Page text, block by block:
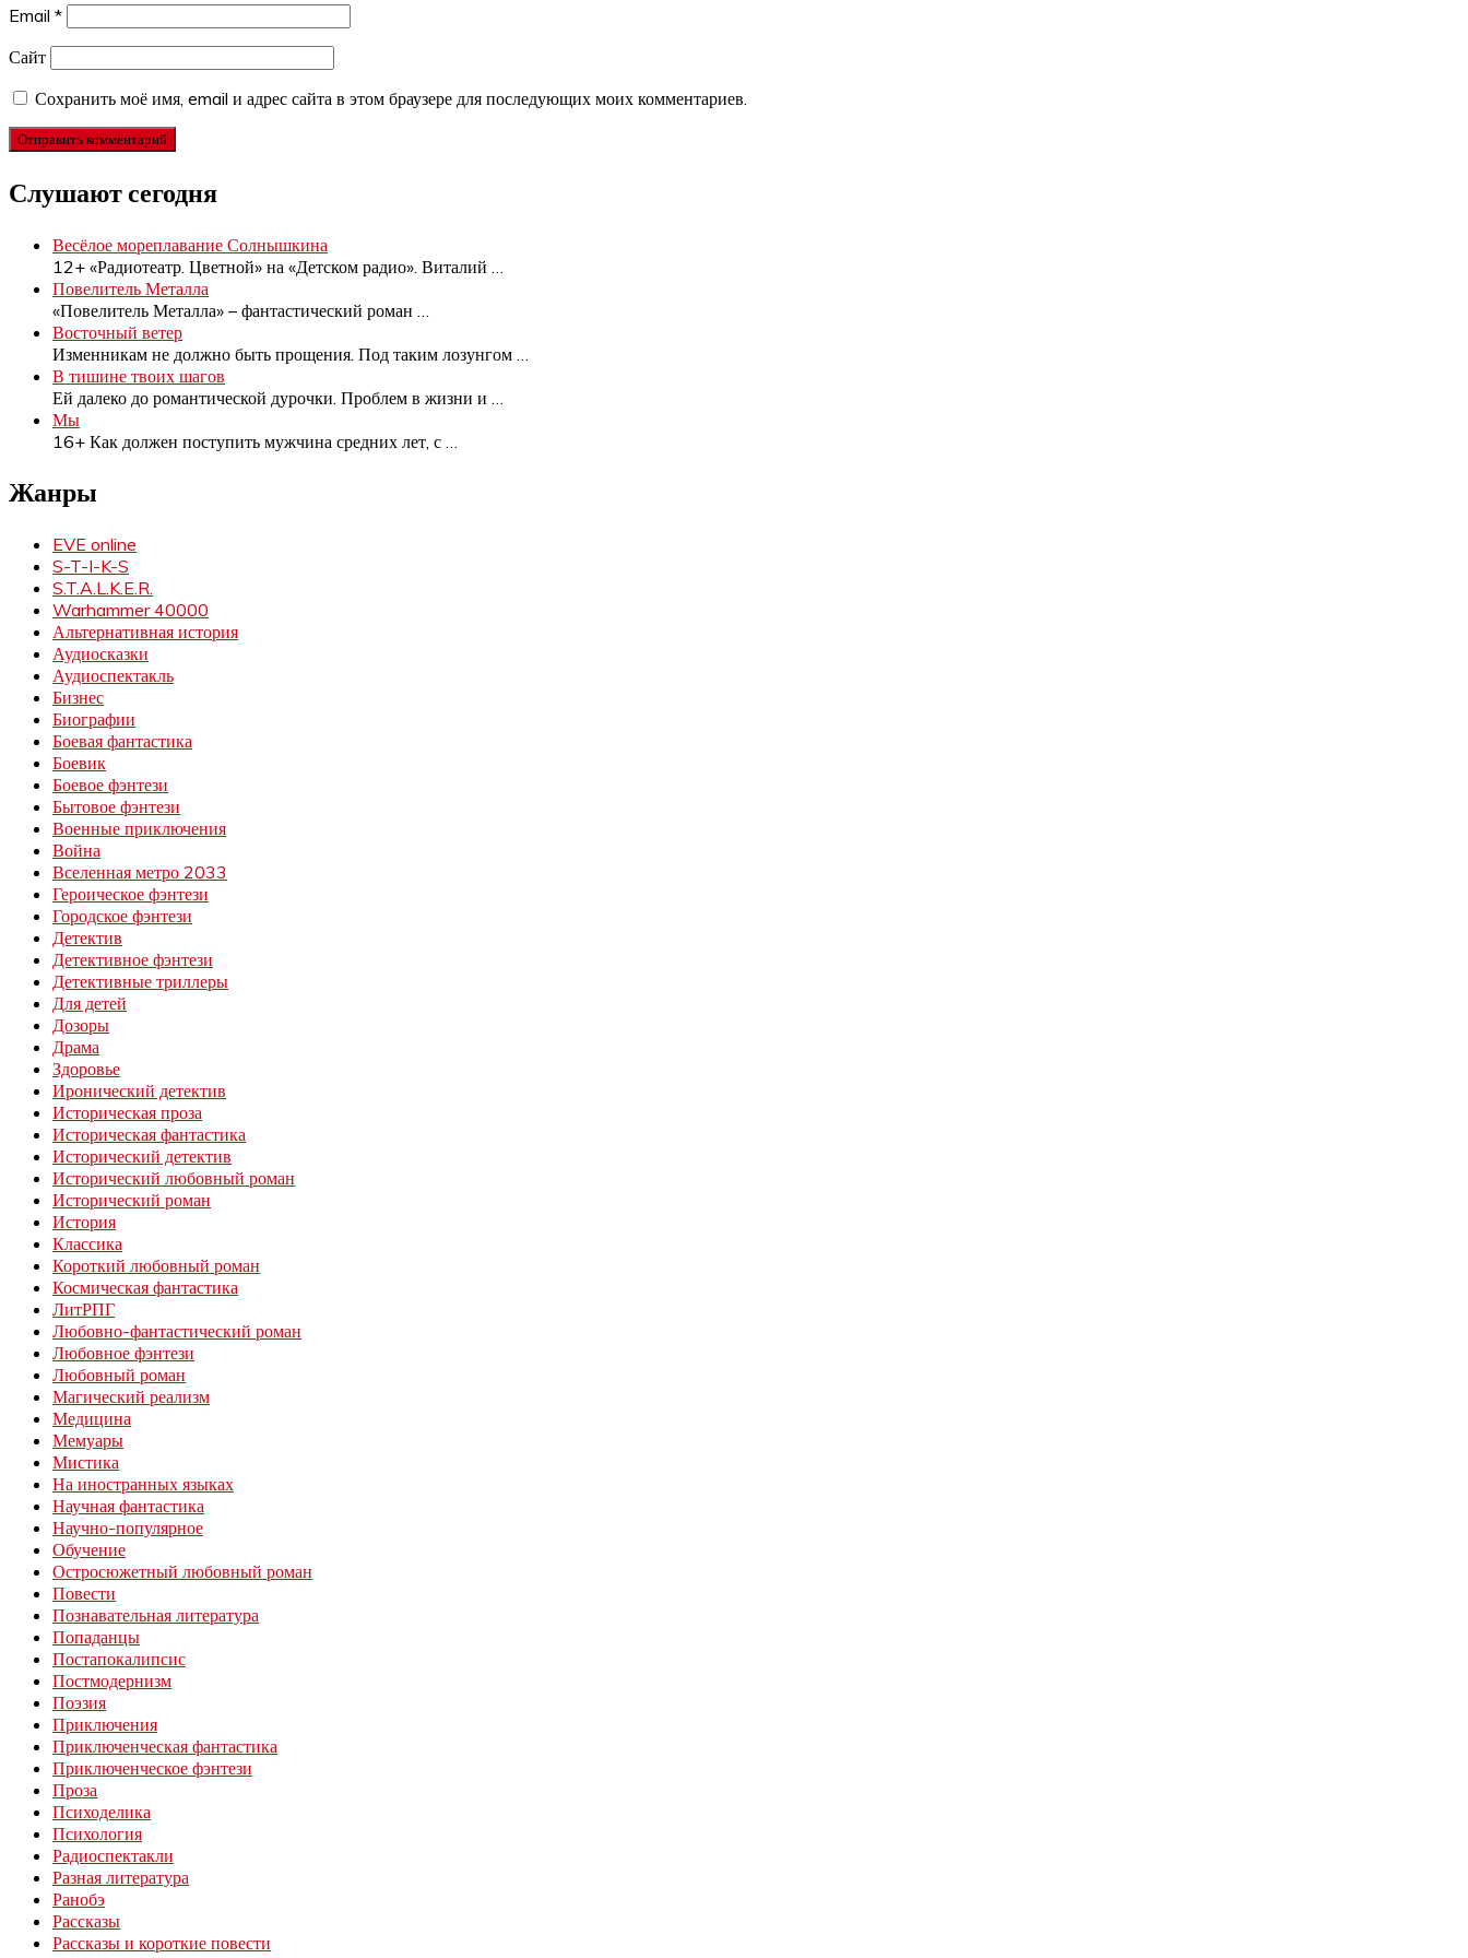
Email *
Сайт
Сохранить моё имя, email и адрес сайта в этом браузере для последующих моих комментариев.
Слушают сегодня
Весёлое мореплавание Солнышкина
12+ «Радиотеатр. Цветной» на «Детском радио». Виталий
Повелитель Металла
«Повелитель Металла» – фантастический роман
Восточный ветер
Изменникам не должно быть прощения. Под таким лозунгом
В тишине твоих шагов
Ей далеко до романтической дурочки. Проблем в жизни и
Мы
16+ Как должен поступить мужчина средних лет, с
Жанры
EVE online
S-T-I-K-S
S.T.A.L.K.E.R.
Warhammer 40000
Альтернативная история
Аудиосказки
Аудиоспектакль
Бизнес
Биографии
Боевая фантастика
Боевик
Боевое фэнтези
Бытовое фэнтези
Военные приключения
Война
Вселенная метро 2033
Героическое фэнтези
Городское фэнтези
Детектив
Детективное фэнтези
Детективные триллеры
Для детей
Дозоры
Драма
Здоровье
Иронический детектив
Историческая проза
Историческая фантастика
Исторический детектив
Исторический любовный роман
Исторический роман
История
Классика
Короткий любовный роман
Космическая фантастика
ЛитРПГ
Любовно-фантастический роман
Любовное фэнтези
Любовный роман
Магический реализм
Медицина
Мемуары
Мистика
На иностранных языках
Научная фантастика
Научно-популярное
Обучение
Остросюжетный любовный роман
Повести
Познавательная литература
Попаданцы
Постапокалипсис
Постмодернизм
Поэзия
Приключения
Приключенческая фантастика
Приключенческое фэнтези
Проза
Психоделика
Психология
Радиоспектакли
Разная литература
Ранобэ
Рассказы
Рассказы и короткие повести